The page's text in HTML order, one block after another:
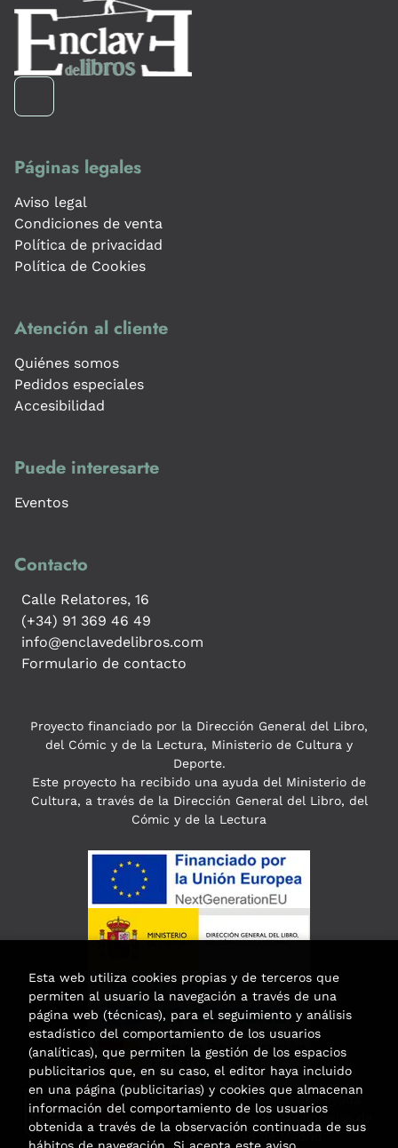
Páginas legales
Aviso legal
Condiciones de venta
Política de privacidad
Política de Cookies
Atención al cliente
Quiénes somos
Pedidos especiales
Accesibilidad
Puede interesarte
Eventos
Contacto
Calle Relatores, 16
(+34) 91 369 46 49
info@enclavedelibros.com
Formulario de contacto
Proyecto financiado por la Dirección General del Libro,
del Cómic y de la Lectura, Ministerio de Cultura y
Deporte.
Este proyecto ha recibido una ayuda del Ministerio de
Cultura, a través de la Dirección General del Libro, del
Cómic y de la Lectura
Esta actividad ha recibido una ayuda
para la modernización de las librerías de
la Comunidad de Madrid
Esta web utiliza cookies propias y de terceros que
permiten al usuario la navegación a través de una
página web (técnicas), para el seguimiento y análisis
estadístico del comportamiento de los usuarios
(analíticas), que permiten la gestión de los espacios
publicitarios que, en su caso, el editor haya incluido
en una página (publicitarias) y cookies que almacenan
información del comportamiento de los usuarios
obtenida a través de la observación continuada de sus